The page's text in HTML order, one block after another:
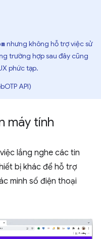
nhưng không hỗ trợ việc sử
trường hợp sau đây cũng
phức tạp.
API)
máy tính
lắng nghe các tin
bị khác để hỗ trợ
minh số điện thoại